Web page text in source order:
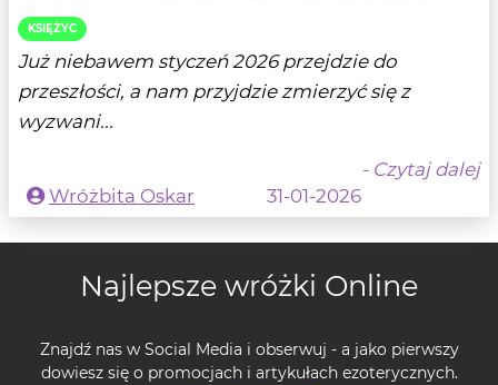
KSIĘŻYC
Już niebawem styczeń 2026 przejdzie do
przeszłości, a nam przyjdzie zmierzyć się z
wyzwani...
- Czytaj dalej
Wróżbita Oskar
31-01-2026
Najlepsze wróżki Online
Znajdź nas w Social Media i obserwuj - a jako pierwszy
dowiesz się o promocjach i artykułach ezoterycznych.